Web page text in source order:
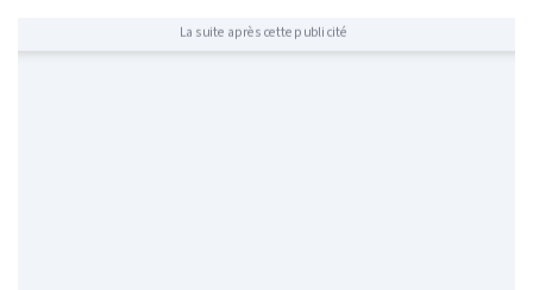
La suite après cette publicité